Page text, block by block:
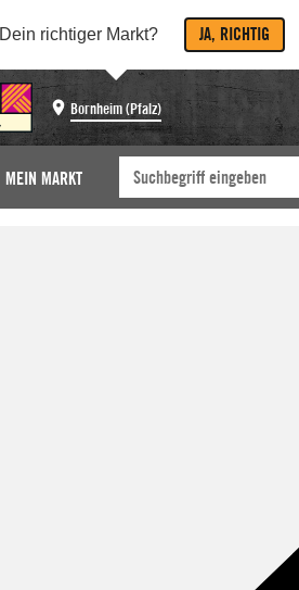
Dein richtiger Markt? JA, RICHTIG
Bornheim (Pfalz)
MEIN MARKT